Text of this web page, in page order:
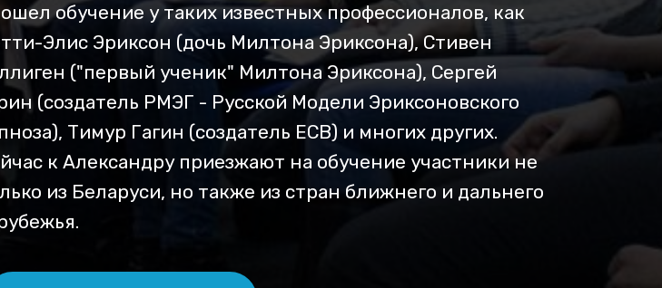
обучение у таких известных профессионалов, как
Элис Эриксон (дочь Милтона Эриксона), Стивен
("первый ученик" Милтона Эриксона), Сергей
(создатель РМЭГ - Русской Модели Эриксоновского
Тимур Гагин (создатель ЕСВ) и многих других.
к Александру приезжают на обучение участники не
из Беларуси, но также из стран ближнего и дальнего